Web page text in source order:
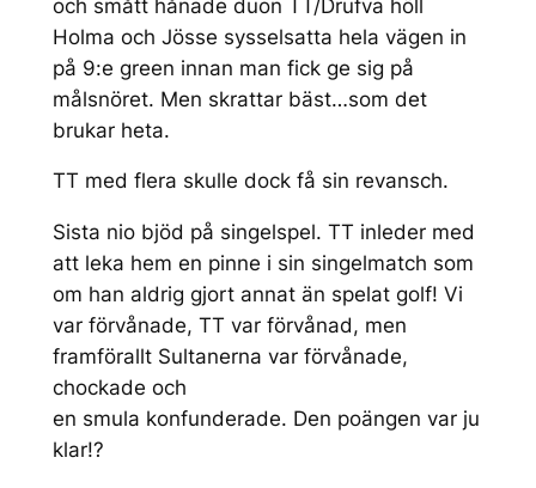
och smått hånade duon TT/Drufva höll
Holma och Jösse sysselsatta hela vägen in
på 9:e green innan man fick ge sig på
målsnöret. Men skrattar bäst…som det
brukar heta.
TT med flera skulle dock få sin revansch.
Sista nio bjöd på singelspel. TT inleder med
att leka hem en pinne i sin singelmatch som
om han aldrig gjort annat än spelat golf! Vi
var förvånade, TT var förvånad, men
framförallt Sultanerna var förvånade,
chockade och
en smula konfunderade. Den poängen var ju
klar!?